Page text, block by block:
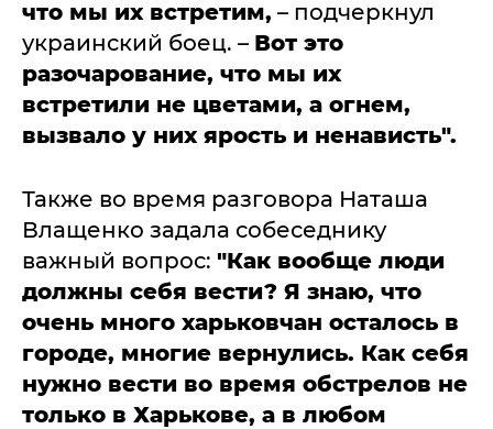
что мы их встретим, – подчеркнул
украинский боец. – Вот это
разочарование, что мы их
встретили не цветами, а огнем,
вызвало у них ярость и ненависть".
Также во время разговора Наташа
Влащенко задала собеседнику
важный вопрос: "Как вообще люди
должны себя вести? Я знаю, что
очень много харьковчан осталось в
городе, многие вернулись. Как себя
нужно вести во время обстрелов не
только в Харькове, а в любом